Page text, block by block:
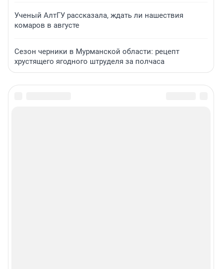
Ученый АлтГУ рассказала, ждать ли нашествия
комаров в августе
Сезон черники в Мурманской области: рецепт
хрустящего ягодного штруделя за полчаса